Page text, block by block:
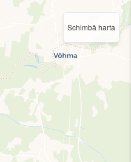
Schimbă harta